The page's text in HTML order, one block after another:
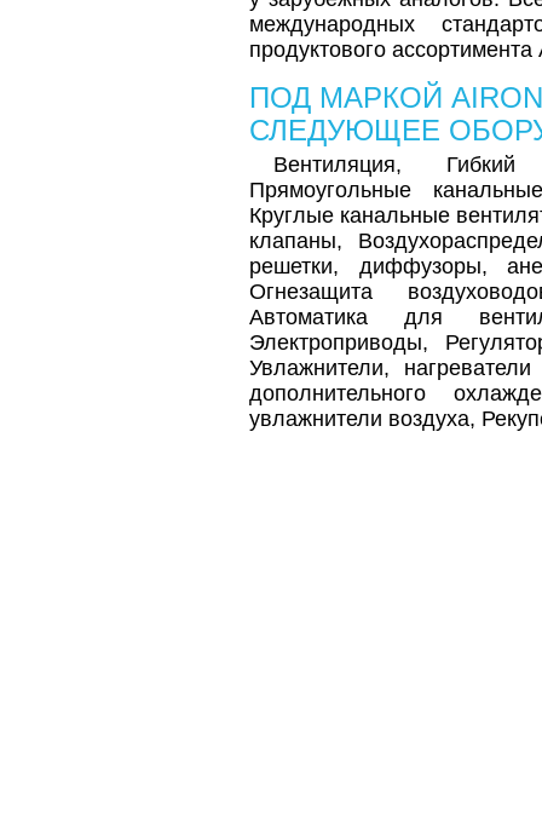
международных
продуктового
ПОД МАРКОЙ
СЛЕДУЮЩЕЕ
Вентиляция,
Прямоугольные
Круглые канальные
клапаны,
решетки, диффузоры,
Огнезащита
Автоматика для
Электроприводы,
Увлажнители,
дополнительного
увлажнители воздуха,